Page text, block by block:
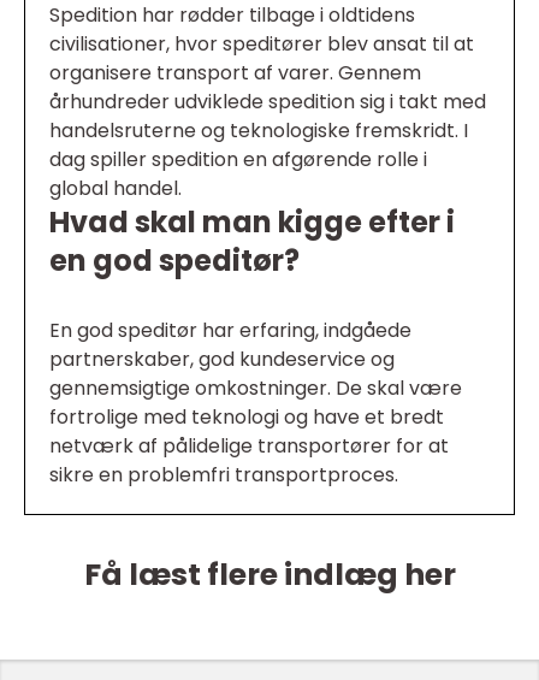
Spedition har rødder tilbage i oldtidens
civilisationer, hvor speditører blev ansat til at
organisere transport af varer. Gennem
århundreder udviklede spedition sig i takt med
handelsruterne og teknologiske fremskridt. I
dag spiller spedition en afgørende rolle i
global handel.
Hvad skal man kigge efter i
en god speditør?
En god speditør har erfaring, indgåede
partnerskaber, god kundeservice og
gennemsigtige omkostninger. De skal være
fortrolige med teknologi og have et bredt
netværk af pålidelige transportører for at
sikre en problemfri transportproces.
Få læst flere indlæg her